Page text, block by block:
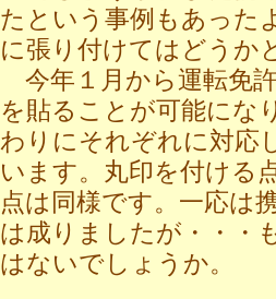
たという事例もあった
に張り付けてはどうか
今年１月から運転免
を貼ることが可能にな
わりにそれぞれに対応
います。丸印を付ける
点は同様です。一応は
は成りましたが・・・
はないでしょうか。